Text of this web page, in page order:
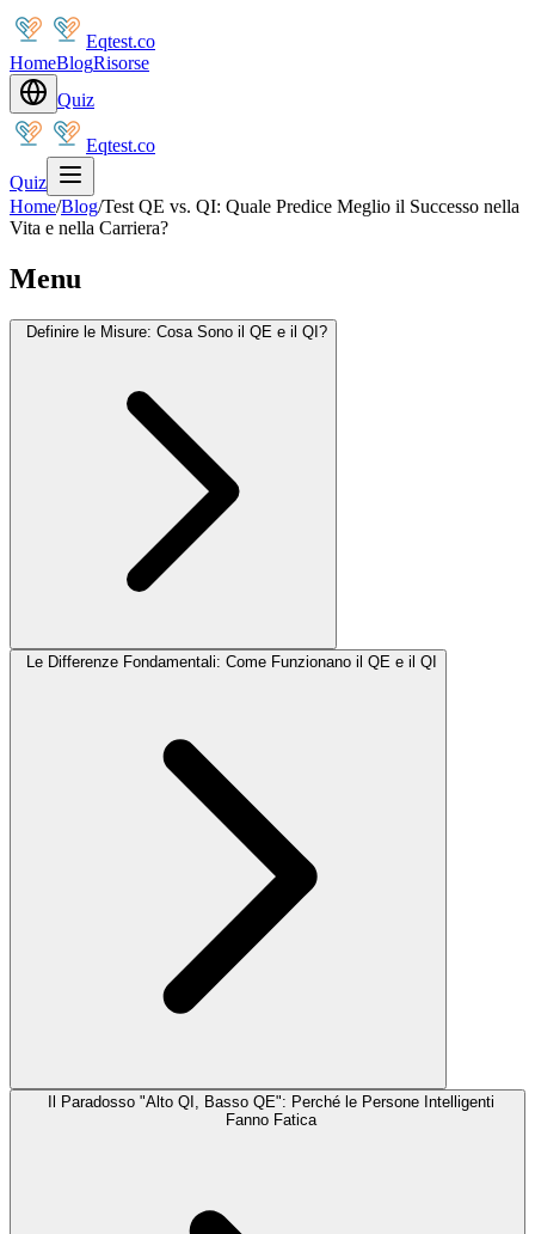
Eqtest.co
HomeBlogRisorse
Quiz
Eqtest.co
Quiz
Home/Blog/Test QE vs. QI: Quale Predice Meglio il Successo nella
Vita e nella Carriera?
Menu
Definire le Misure: Cosa Sono il QE e il QI?
Le Differenze Fondamentali: Come Funzionano il QE e il QI
Il Paradosso "Alto QI, Basso QE": Perché le Persone Intelligenti
Fanno Fatica